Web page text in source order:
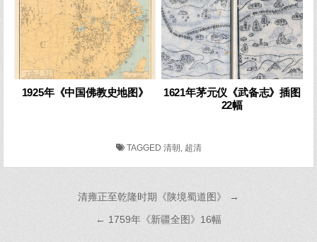
1925年《中国佛教史地图》
1621年茅元仪《武备志》插图
22幅
TAGGED 清朝 超清
清雍正至乾隆时期《陕境蜀道图》 →
← 1759年《新疆全图》16幅